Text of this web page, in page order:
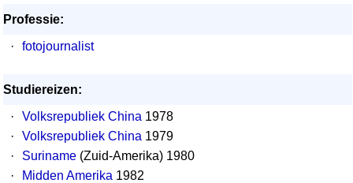
Professie:
·
fotojournalist
Studiereizen:
·
Volksrepubliek China 1978
·
Volksrepubliek China 1979
·
Suriname (Zuid-Amerika) 1980
·
Midden Amerika 1982